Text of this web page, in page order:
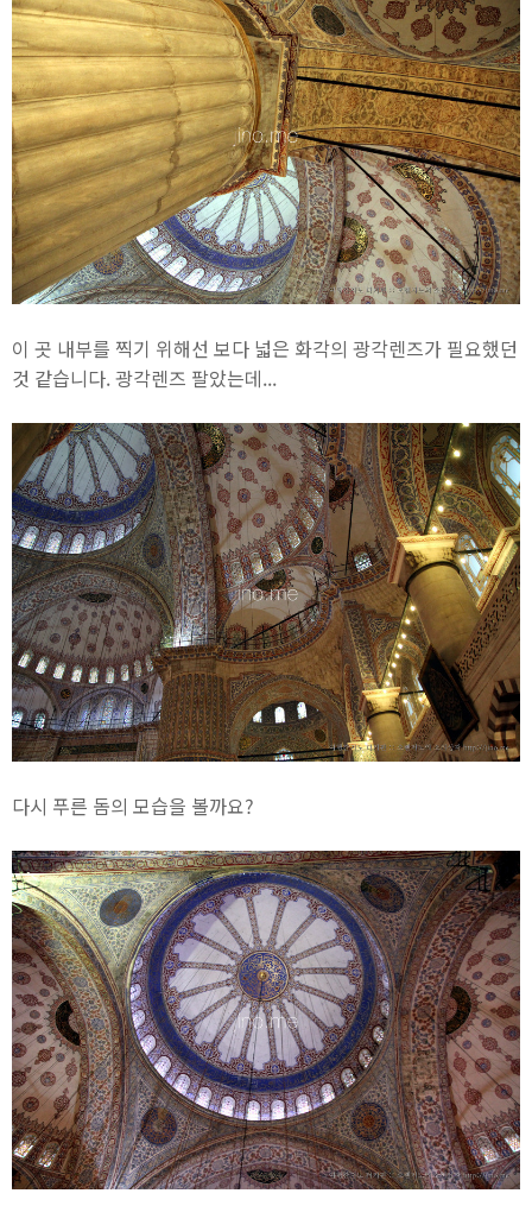
이 곳 내부를 찍기 위해선 보다 넓은 화각의 광각렌즈가 필요했던
것 같습니다. 광각렌즈 팔았는데...
다시 푸른 돔의 모습을 볼까요?